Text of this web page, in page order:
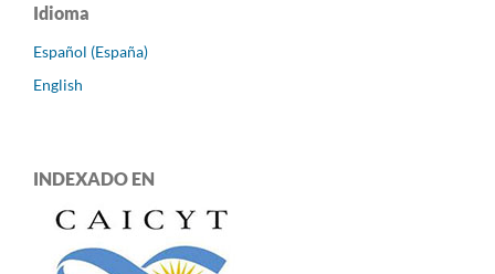
Idioma
Español (España)
English
INDEXADO EN